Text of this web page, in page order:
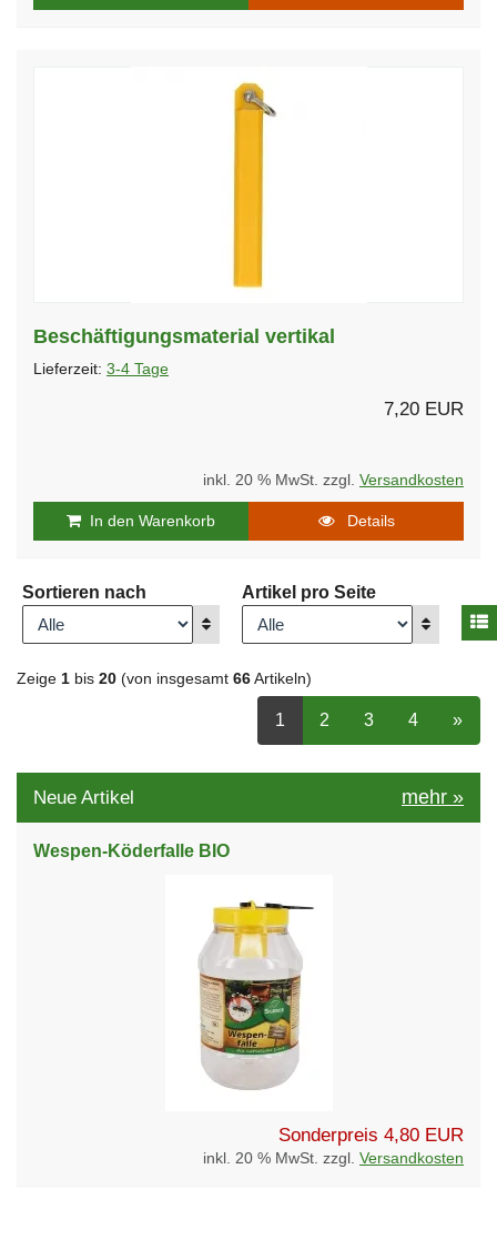
Beschäftigungsmaterial vertikal
Lieferzeit: 3-4 Tage
7,20 EUR
inkl. 20 % MwSt. zzgl. Versandkosten
In den Warenkorb Details
Sortieren nach
Anzeigen
Artikel pro Seite
Anzeigen
Zeige 1 bis 20 (von insgesamt 66 Artikeln)
ausgewählt Seite
1 Seite
2 auswählen
Seite
3auswählen
Seite
4 »
Neue Artikel mehr »
Wespen-Köderfalle BIO
Sonderpreis 4,80 EUR
inkl. 20 % MwSt. zzgl. Versandkosten